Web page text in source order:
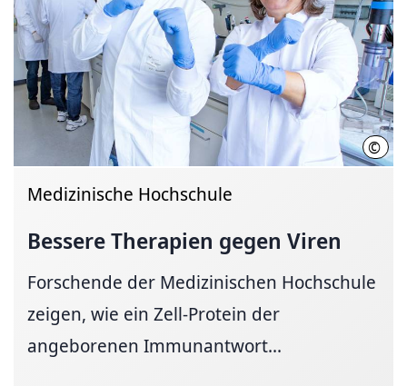
©
Medizinische Hochschule
Bessere Therapien gegen Viren
Forschende der Medizinischen Hochschule
zeigen, wie ein Zell-Protein der
angeborenen Immunantwort...